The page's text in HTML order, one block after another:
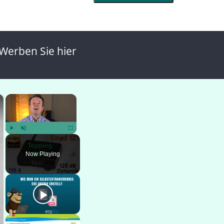
Sie hier
×
Play Unmute Fullscreen
Now Playing